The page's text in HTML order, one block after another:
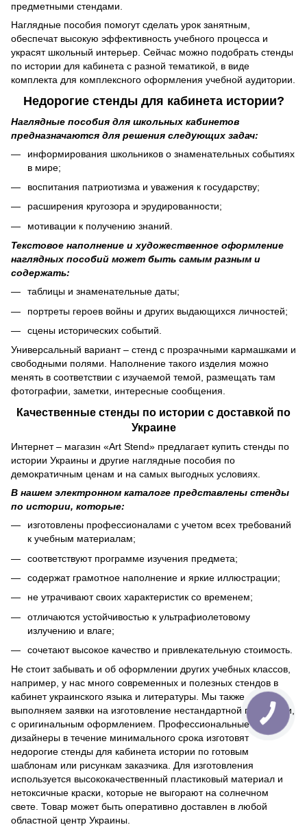
предметными стендами.
Наглядные пособия помогут сделать урок занятным,
обеспечат высокую эффективность учебного процесса и
украсят школьный интерьер. Сейчас можно подобрать стенды
по истории для кабинета с разной тематикой, в виде
комплекта для комплексного оформления учебной аудитории.
Недорогие стенды для кабинета истории?
Наглядные пособия для школьных кабинетов
предназначаются для решения следующих задач:
информирования школьников о знаменательных событиях
в мире;
воспитания патриотизма и уважения к государству;
расширения кругозора и эрудированности;
мотивации к получению знаний.
Текстовое наполнение и художественное оформление
наглядных пособий может быть самым разным и
содержать:
таблицы и знаменательные даты;
портреты героев войны и других выдающихся личностей;
сцены исторических событий.
Универсальный вариант – стенд с прозрачными кармашками и
свободными полями. Наполнение такого изделия можно
менять в соответствии с изучаемой темой, размещать там
фотографии, заметки, интересные сообщения.
Качественные стенды по истории с доставкой по
Украине
Интернет – магазин «Art Stend» предлагает купить стенды по
истории Украины и другие наглядные пособия по
демократичным ценам и на самых выгодных условиях.
В нашем электронном каталоге представлены стенды
по истории, которые:
изготовлены профессионалами с учетом всех требований
к учебным материалам;
соответствуют программе изучения предмета;
содержат грамотное наполнение и яркие иллюстрации;
не утрачивают своих характеристик со временем;
отличаются устойчивостью к ультрафиолетовому
излучению и влаге;
сочетают высокое качество и привлекательную стоимость.
Не стоит забывать и об оформлении других учебных классов,
например, у нас много современных и полезных стендов в
кабинет украинского языка и литературы. Мы также
выполняем заявки на изготовление нестандартной продукции,
с оригинальным оформлением. Профессиональные
дизайнеры в течение минимального срока изготовят
недорогие стенды для кабинета истории по готовым
шаблонам или рисункам заказчика. Для изготовления
используется высококачественный пластиковый материал и
нетоксичные краски, которые не выгорают на солнечном
свете. Товар может быть оперативно доставлен в любой
областной центр Украины.